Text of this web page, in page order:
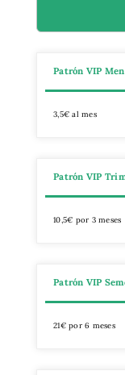
Patrón VIP
3,5€ al mes
Patrón VIP
10,5€ por 3 meses
Patrón VIP
21€ por 6 meses